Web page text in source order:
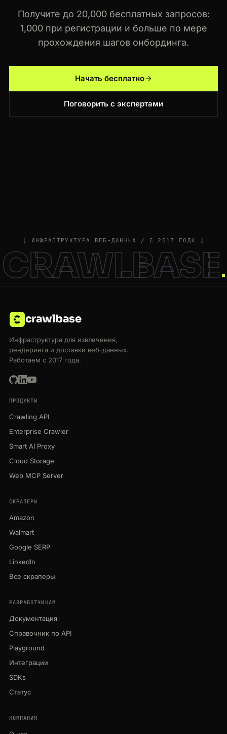
Получите до 20,000 бесплатных запросов:
1,000 при регистрации и больше по мере
прохождения шагов онбординга.
Начать бесплатно
Поговорить с экспертами
[ ИНФРАСТРУКТУРА ВЕБ-ДАННЫХ / С 2017 ГОДА ]
CRAWLBASE
crawlbase
Инфраструктура для извлечения,
рендеринга и доставки веб-данных.
Работаем с 2017 года.
ПРОДУКТЫ
Crawling API
Enterprise Crawler
Smart AI Proxy
Cloud Storage
Web MCP Server
СКРАПЕРЫ
Amazon
Walmart
Google SERP
LinkedIn
Все скраперы
РАЗРАБОТЧИКАМ
Документация
Справочник по API
Playground
Интеграции
SDKs
Статус
КОМПАНИЯ